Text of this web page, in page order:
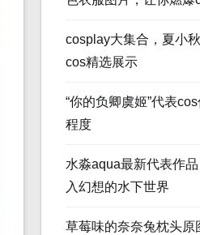
cosplay大集合，夏小
cos精选展示
“你的负卿虞姬”代表
程度
水淼aqua最新代表作
入幻想的水下世界
草莓味的奈奈兔枕头原